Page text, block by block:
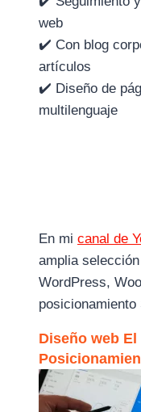
web
✔️ Con blog
artículos
✔️ Diseño de
multilenguaje
En mi canal de
amplia
WordPress,
posicionamiento
Diseño web